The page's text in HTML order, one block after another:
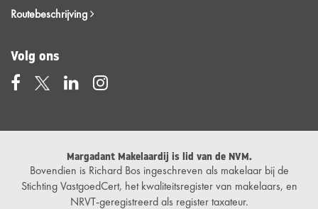
Routebeschrijving
Volg ons
Margadant Makelaardij is lid van de NVM.
Bovendien is Richard Bos ingeschreven als makelaar bij de
Stichting VastgoedCert, het kwaliteitsregister van makelaars, en
NRVT-geregistreerd als register taxateur.